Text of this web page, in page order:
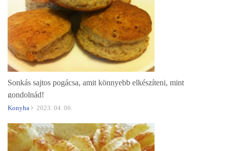
Sonkás sajtos pogácsa, amit könnyebb elkészíteni, mint
gondolnád!
Konyha 2023. 04. 06.